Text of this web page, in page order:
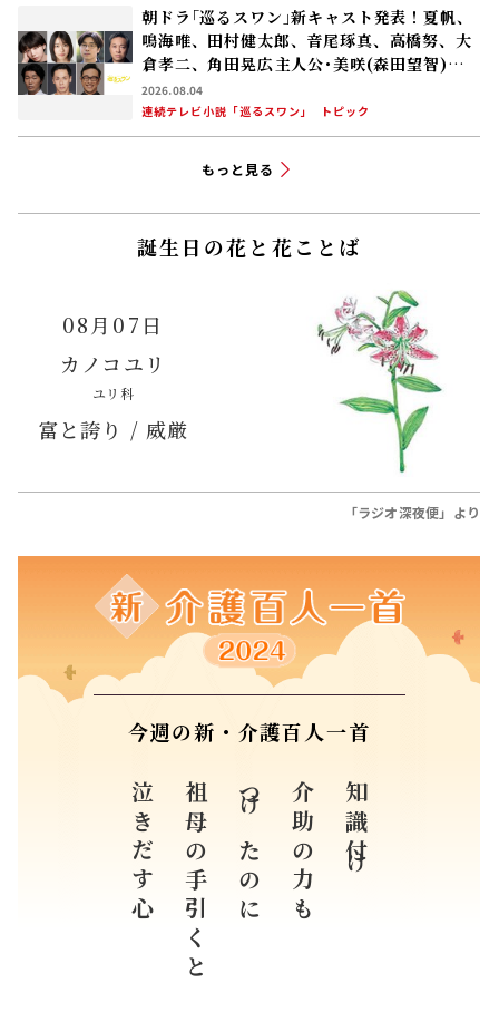
朝ドラ｢巡るスワン｣新キャスト発表！夏帆、
鳴海唯、田村健太郎、音尾琢真、高橋努、大
倉孝二、角田晃広――主人公･美咲(森田望智)が
交流する警察署の人々 2027年度前期放送
2026.08.04
連続テレビ小説「巡るスワン」
トピック
もっと見る
誕生日の花と花ことば
08月07日
カノコユリ
ユリ科
富と誇り / 威厳
「ラジオ深夜便」より
今週の新・介護百人一首
知識付け
介助の力も
つけたのに
祖母の手引くと
泣きだす心